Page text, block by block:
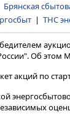
Брянская
| ТНС
Об
акций по